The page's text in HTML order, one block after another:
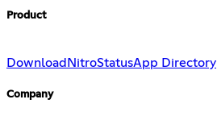
Product
Download NitroStatusApp Directory
Company